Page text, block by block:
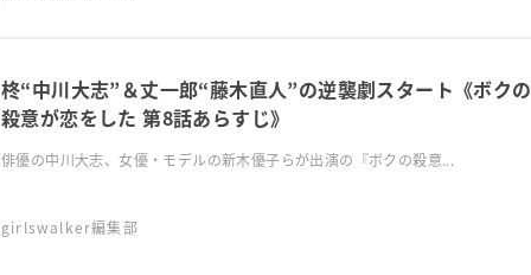
柊“中川大志”＆丈一郎“藤木直人”の逆襲劇スタート《ボクの
殺意が恋をした 第8話あらすじ》
俳優の中川大志、女優・モデルの新木優子らが出演の『ボクの殺意...
girlswalker編集部